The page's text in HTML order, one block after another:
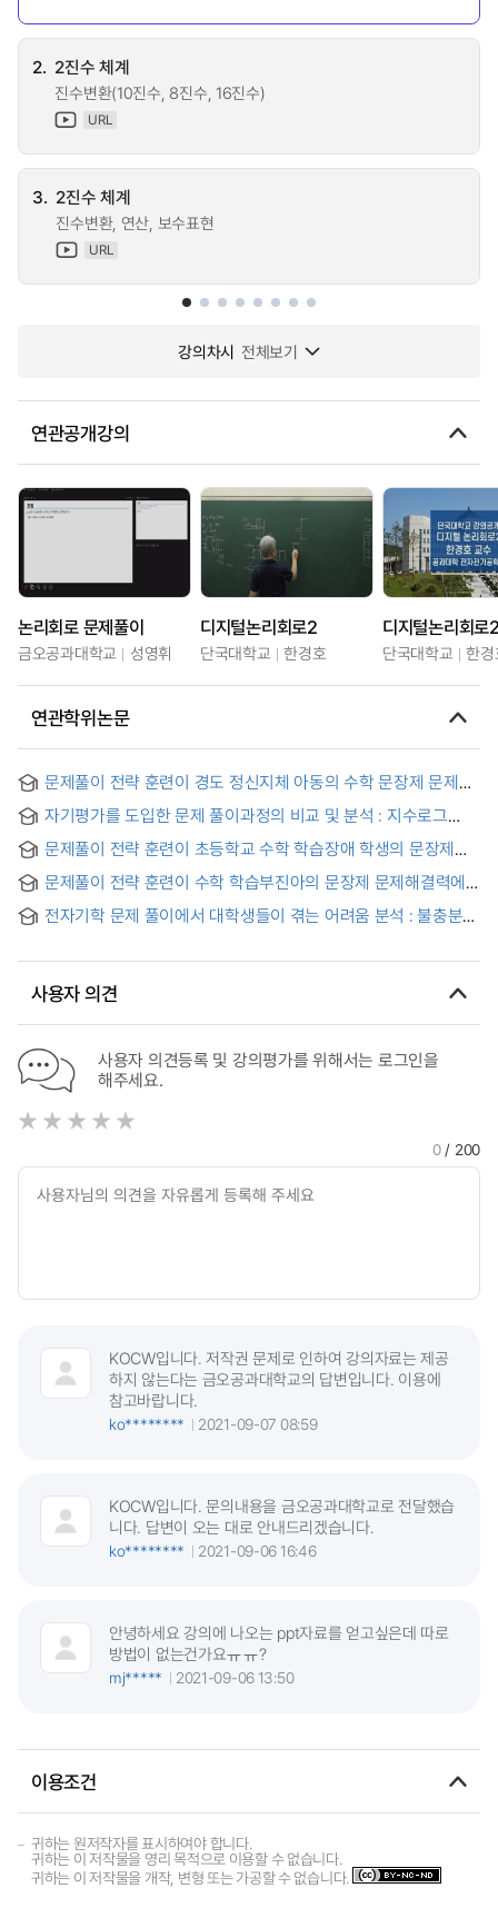
2. 2진수 체계
진수변환(10진수, 8진수, 16진수)
URL
3. 2진수 체계
진수변환, 연산, 보수표현
URL
강의차시 전체보기
연관공개강의
논리회로 문제풀이
금오공과대학교 성영휘
디지털논리회로2
단국대학교 한경호
디지털논리회로
단국대학교 한
연관학위논문
문제풀이 전략 훈련이 경도 정신지체 아동의 수학 문장제 문제
strategy training on the mathematical Word problem
solving skills of children with mild mental retardation
자기평가를 도입한 문제 풀이과정의 비교 및 분석 : 지수로그
math proplem solvinging processes with the student's
self-evaluation
문제풀이 전략 훈련이 초등학교 수학 학습장애 학생의 문장제
'Word Problem Solving Strategy' to the Achievement on
Word problem and Attribution Tendency of Elementary
Students with Arithmetic Disabilities
문제풀이 전략 훈련이 수학 학습부진아의 문장제 문제해결력에
Strategy Training on Word Problem Solving Abilities of
전자기학 문제 풀이에서 대학생들이 겪는 어려움 분석 : 불충분한
Insufficient Conditions and Corresponding Solving
사용자 의견
사용자 의견등록 및 강의평가를 위해서는 로그인을
해주세요.
0/ 200
KOCW입니다. 저작권 문제로 인하여 강의자료는 제공
하지 않는다는 금오공과대학교의 답변입니다. 이용에
참고바랍니다.
ko********
2021-09-07 08:59
KOCW입니다. 문의내용을 금오공과대학교로 전달했습
니다. 답변이 오는 대로 안내드리겠습니다.
ko********
2021-09-06 16:46
안녕하세요 강의에 나오는 ppt자료를 얻고싶은데 따로
방법이 없는건가요ㅠㅠ?
mj*****
2021-09-06 13:50
이용조건
귀하는 원저작자를 표시하여야 합니다.
귀하는 이 저작물을 영리 목적으로 이용할 수 없습니다.
귀하는 이 저작물을 개작, 변형 또는 가공할 수 없습니다.